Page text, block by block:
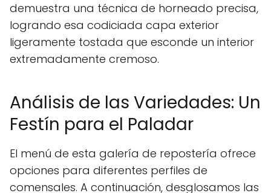
demuestra una técnica de horneado precisa,
logrando esa codiciada capa exterior
ligeramente tostada que esconde un interior
extremadamente cremoso.
Análisis de las Variedades: Un
Festín para el Paladar
El menú de esta galería de repostería ofrece
opciones para diferentes perfiles de
comensales. A continuación, desglosamos las